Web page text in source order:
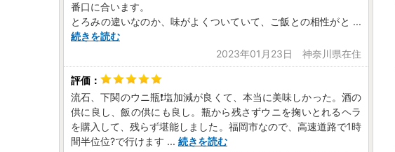
番口に合います。
とろみの違いなのか、味がよくついていて、ご飯との相性がと ...
続きを読む
2023年01月23日 神奈川県在住
流石、下関のウニ瓶❗️塩加減が良くて、本当に美味しかった。酒の
供に良し、飯の供にも良し。瓶から残さずウニを掬いとれるヘラ
を購入して、残らず堪能しました。福岡市なので、高速道路で1時
間半位位?で行けます ... 続きを読む